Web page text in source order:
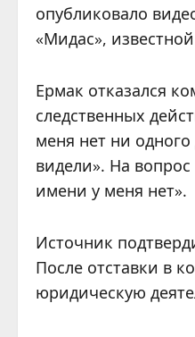
опубликовало
«Мидас»,
Ермак отказался
следственных
меня нет ни
видели». На
имени у меня нет».
Источник
После отставки в
юридическую